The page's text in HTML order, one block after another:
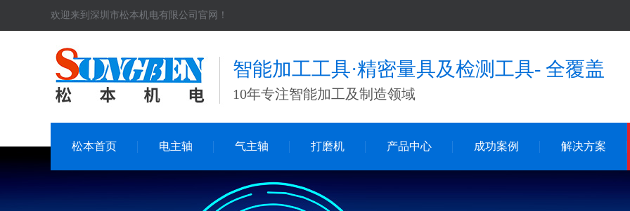
欢迎来到深圳市松本机电有限公司官网！
智能加工工具·精密量具及检测工具- 全覆盖
10年专注智能加工及制造领域
松本首页 电主轴 气主轴 打磨机 产品中心 成功案例 解决方案